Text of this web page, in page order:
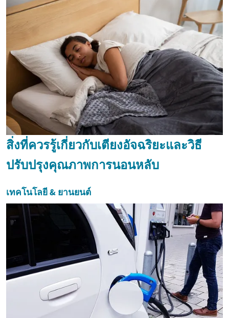
สิ่งที่ควรรู้เกี่ยวกับเตียงอัจฉริยะและวิธี
ปรับปรุงคุณภาพการนอนหลับ
เทคโนโลยี & ยานยนต์